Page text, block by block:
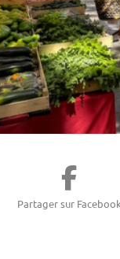
Partager sur Facebook